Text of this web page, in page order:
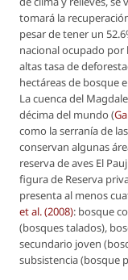
tomará la
pesar de tener un
nacional ocupado por
altas tasa de
hectáreas de bosque
La cuenca del
décima del mundo (
como la serranía de
conservan algunas
reserva de aves El
figura de Reserva
presenta al menos
et al. (2008): bosque
(bosques talados),
secundario joven
subsistencia (bosque